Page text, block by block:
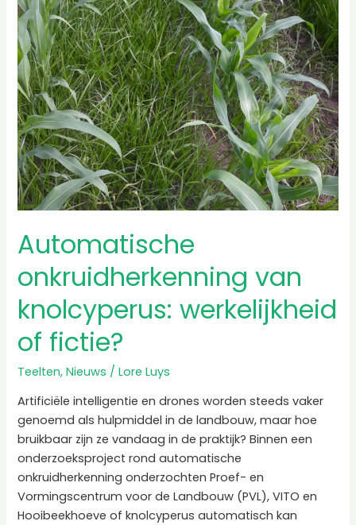
Automatische
onkruidherkenning van
knolcyperus: werkelijkheid
of fictie?
Teelten,Nieuws /Lore Luys
Artificiële intelligentie en drones worden steeds vaker
genoemd als hulpmiddel in de landbouw, maar hoe
bruikbaar zijn ze vandaag in de praktijk? Binnen een
onderzoeksproject rond automatische
onkruidherkenning onderzochten Proef- en
Vormingscentrum voor de Landbouw (PVL), VITO en
Hooibeekhoeve of knolcyperus automatisch kan
of
fictie?